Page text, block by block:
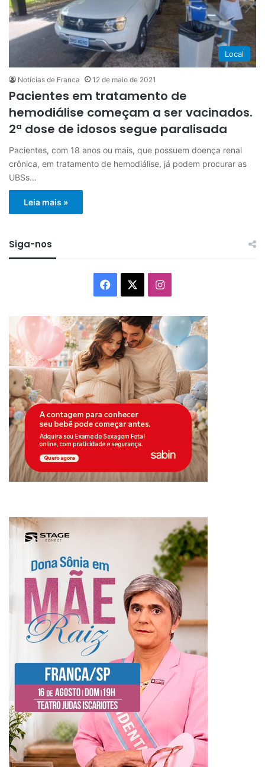
Local
Notícias de Franca 12 de maio de 2021
Pacientes em tratamento de
hemodiálise começam a ser vacinados.
2ª dose de idosos segue paralisada
Pacientes, com 18 anos ou mais, que possuem doença renal
crônica, em tratamento de hemodiálise, já podem procurar as
UBSs…
Leia mais »
Siga-nos
Facebook Instagram